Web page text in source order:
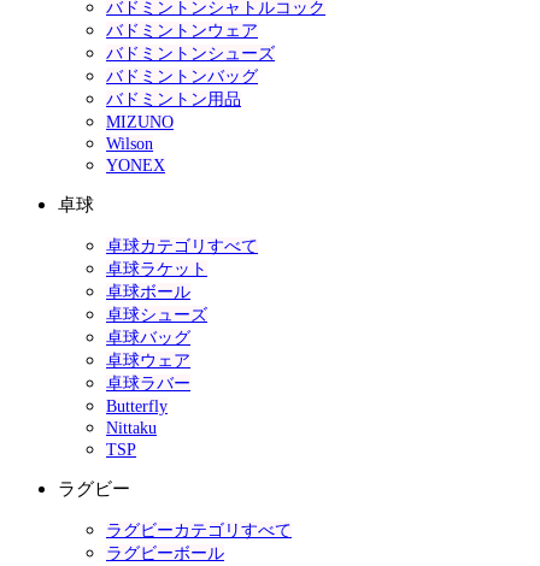
バドミントンシャトルコック
バドミントンウェア
バドミントンシューズ
バドミントンバッグ
バドミントン用品
MIZUNO
Wilson
YONEX
卓球
卓球カテゴリすべて
卓球ラケット
卓球ボール
卓球シューズ
卓球バッグ
卓球ウェア
卓球ラバー
Butterfly
Nittaku
TSP
ラグビー
ラグビーカテゴリすべて
ラグビーボール